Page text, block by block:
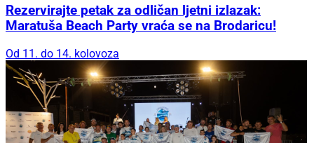
Rezervirajte petak za odličan ljetni izlazak:
Maratuša Beach Party vraća se na Brodaricu!
Od 11. do 14. kolovoza